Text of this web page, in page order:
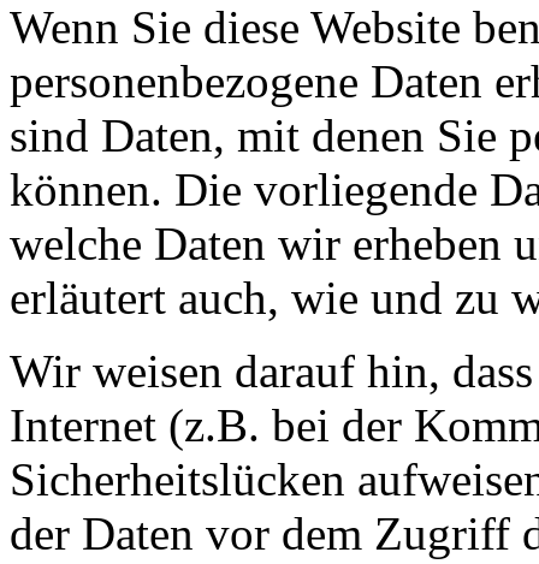
Wenn Sie diese Website
personenbezogene Daten
sind Daten, mit denen Sie
können. Die vorliegende
welche Daten wir erheben
erläutert auch, wie und zu
Wir weisen darauf hin,
Internet (z.B. bei der
Sicherheitslücken
der Daten vor dem Zugriff